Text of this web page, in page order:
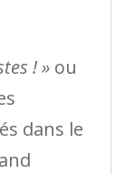
! » ou
dans le